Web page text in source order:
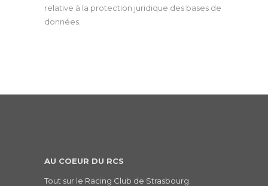
relative à la protection juridique des bases de
données.
AU COEUR DU RCS
Tout sur le Racing Club de Strasbourg.